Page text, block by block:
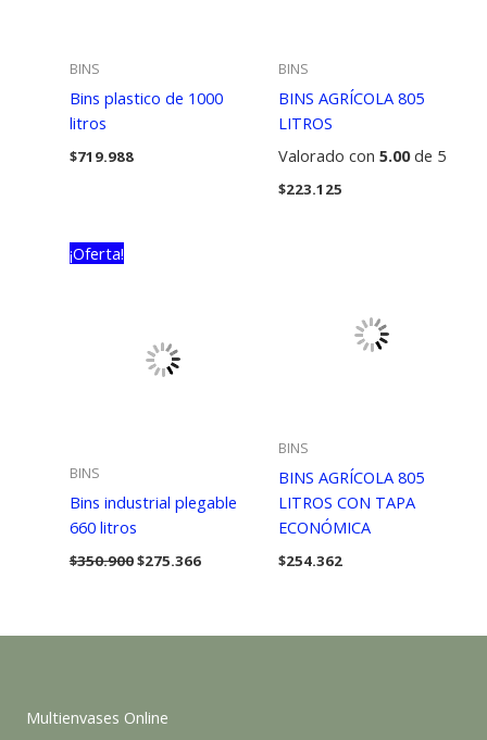
BINS
Bins plastico de 1000
litros
$719.988
BINS
BINS AGRÍCOLA 805
LITROS
Valorado con 5.00de 5
$223.125
¡Oferta!
BINS
Bins industrial plegable
660 litros
$350.900El
$275.366El
BINS
BINS AGRÍCOLA 805
LITROS CON TAPA
ECONÓMICA
$254.362
Multienvases Online